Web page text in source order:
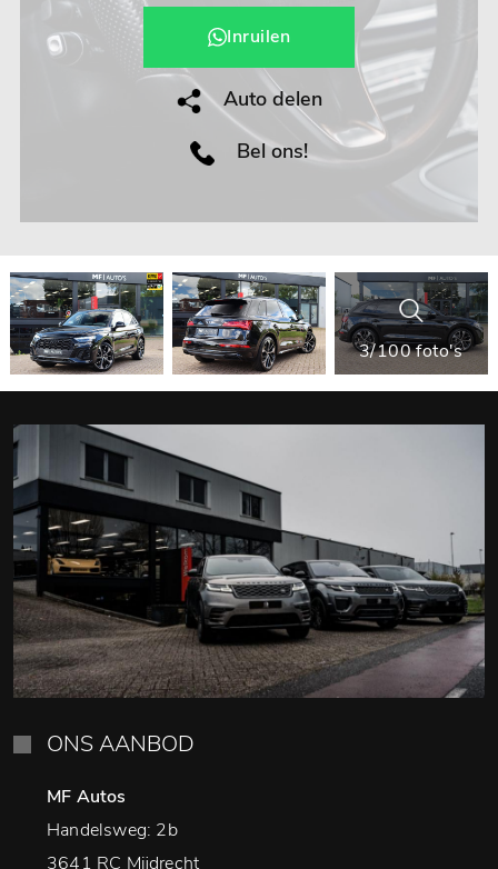
Inruilen
Auto delen
Bel ons!
3/100 foto's
ONS AANBOD
MF Autos
Handelsweg: 2b
3641 RC Mijdrecht